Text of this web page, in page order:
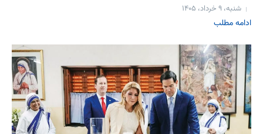
شنبه، ۹ خرداد، ۱۴۰۵
ادامه مطلب